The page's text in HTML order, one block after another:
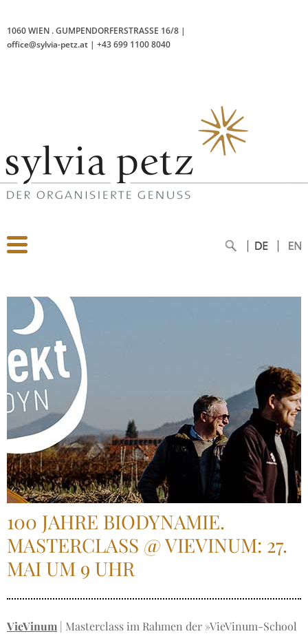
1060 WIEN .GUMPENDORFERSTRASSE 16/8 |
office@sylvia-petz.at | +43 699 1100 8040
100 JAHRE BIODYNAMIE.
MASTERCLASS @ VIEVINUM: 27.
MAI UM 9 UHR
VieVinum | Masterclass im Rahmen der »VieVinum-School